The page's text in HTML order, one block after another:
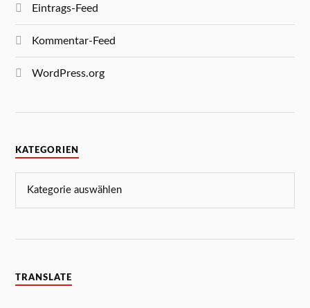
Eintrags-Feed
Kommentar-Feed
WordPress.org
KATEGORIEN
TRANSLATE